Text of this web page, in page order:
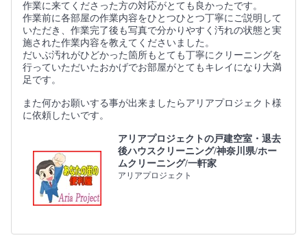
作業に来てくださった方の対応がとても良かったです。
作業前に各部屋の作業内容をひとつひとつ丁寧にご説明して
いただき、作業完了後も写真で分かりやすく汚れの状態と実
施された作業内容を教えてくださいました。
だいぶ汚れがひどかった箇所もとても丁寧にクリーニングを
行っていただいたおかげでお部屋がとてもキレイになり大満
足です。
また何かお願いする事が出来ましたらアリアプロジェクト様
に依頼したいです。
アリアプロジェクトの戸建空室・退去
後ハウスクリーニング/神奈川県/ホー
ムクリーニング/一軒家
アリアプロジェクト